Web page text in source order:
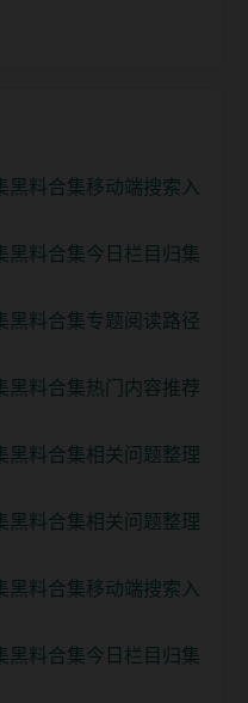
黑料合集移动端搜索入
黑料合集今日栏目归集
黑料合集专题阅读路径
黑料合集热门内容推荐
黑料合集相关问题整理
黑料合集相关问题整理
黑料合集移动端搜索入
黑料合集今日栏目归集